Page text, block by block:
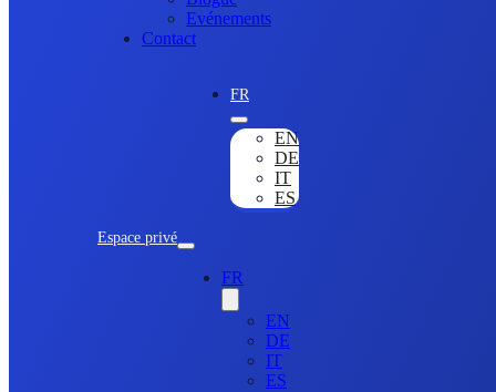
Evénements
Contact
Espace privé
FR
EN
DE
IT
ES
FR
EN
DE
IT
ES